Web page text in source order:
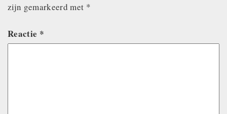
zijn gemarkeerd met *
Reactie *